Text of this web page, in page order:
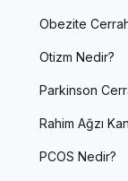
Obezite
Otizm Nedir?
Parkinson
Rahim Ağzı
PCOS Nedir?